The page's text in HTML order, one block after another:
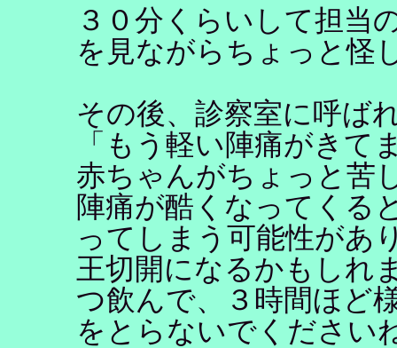
３０分くらいして担当
を見ながらちょっと怪
その後、診察室に呼ば
「もう軽い陣痛がきて
赤ちゃんがちょっと苦
陣痛が酷くなってくる
ってしまう可能性があ
王切開になるかもしれ
つ飲んで、３時間ほど
をとらないでください